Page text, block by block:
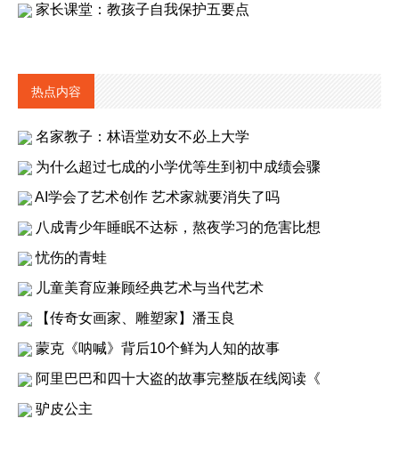
家长课堂：教孩子自我保护五要点
热点内容
名家教子：林语堂劝女不必上大学
为什么超过七成的小学优等生到初中成绩会骤
AI学会了艺术创作 艺术家就要消失了吗
八成青少年睡眠不达标，熬夜学习的危害比想
忧伤的青蛙
儿童美育应兼顾经典艺术与当代艺术
【传奇女画家、雕塑家】潘玉良
蒙克《呐喊》背后10个鲜为人知的故事
阿里巴巴和四十大盗的故事完整版在线阅读《
驴皮公主